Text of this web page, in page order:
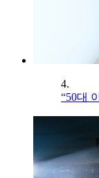
4.
“50대